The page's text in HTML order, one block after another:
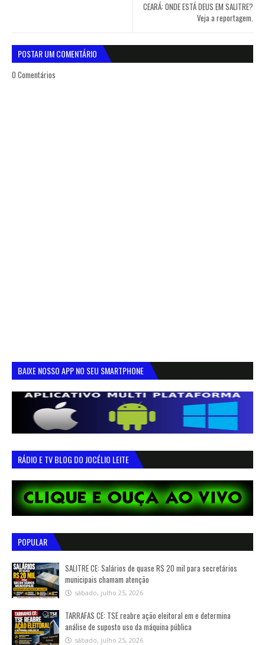
CEARÁ: ONDE ESTÁ DEUS EM SALITRE?
Veja a reportagem.
POSTAR UM COMENTÁRIO
0 Comentários
BAIXE NOSSO APP NO SEU SMARTPHONE
RÁDIO E TV BLOG DO JOCÉLIO LEITE
POPULAR
SALITRE CE: Salários de quase R$ 20 mil para secretários
municipais chamam atenção
sábado, julho 25, 2026
TARRAFAS CE: TSE reabre ação eleitoral em e determina
análise de suposto uso da máquina pública
sábado, julho 25, 2026